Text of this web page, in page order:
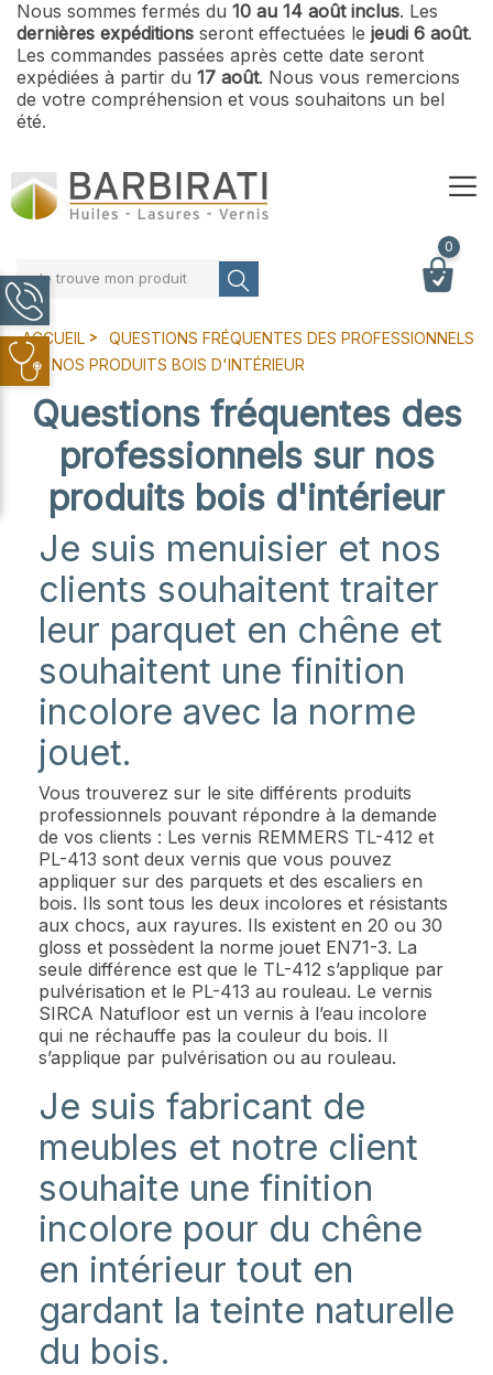
Nous sommes fermés du 10 au 14 août inclus. Les
dernières expéditions seront effectuées le jeudi 6 août.
Les commandes passées après cette date seront
expédiées à partir du 17 août. Nous vous remercions
de votre compréhension et vous souhaitons un bel
été.
Je trouve mon produit
0
ACCUEIL
QUESTIONS FRÉQUENTES DES PROFESSIONNELS
SUR NOS PRODUITS BOIS D'INTÉRIEUR
Questions fréquentes des
professionnels sur nos
produits bois d'intérieur
Je suis menuisier et nos
clients souhaitent traiter
leur parquet en chêne et
souhaitent une finition
incolore avec la norme
jouet.
Vous trouverez sur le site différents produits
professionnels pouvant répondre à la demande
de vos clients : Les vernis REMMERS TL-412 et
PL-413 sont deux vernis que vous pouvez
appliquer sur des parquets et des escaliers en
bois. Ils sont tous les deux incolores et résistants
aux chocs, aux rayures. Ils existent en 20 ou 30
gloss et possèdent la norme jouet EN71-3. La
seule différence est que le TL-412 s’applique par
pulvérisation et le PL-413 au rouleau. Le vernis
SIRCA Natufloor est un vernis à l’eau incolore
qui ne réchauffe pas la couleur du bois. Il
s’applique par pulvérisation ou au rouleau.
Je suis fabricant de
meubles et notre client
souhaite une finition
incolore pour du chêne
en intérieur tout en
gardant la teinte naturelle
du bois.